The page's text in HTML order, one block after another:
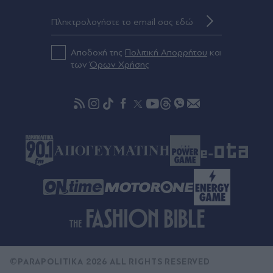
Απορρίφθηκαν τα αιτήματα Σαμαρά, Σπίρτζη
και θυμάτων για νέα έρευνα
Πριν 40 λεπτά
Mega News: Το νέο ενημερωτικό εγχείρημα του
που εξετάζονται
Αποδοχή της Πολιτική Απορρήτου και
τωνΌρων Χρήσης
©PARAPOLITIKA 2026 ALL RIGHTS RESERVED